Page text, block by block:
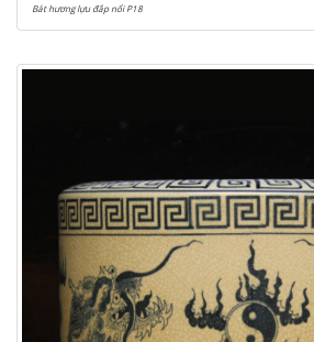
Bát hương lựu đắp nổi P18